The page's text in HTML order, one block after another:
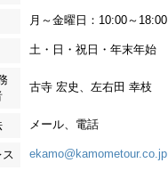
月～金曜日：10:00～18:00
土・日・祝日・年末年始
古寺 宏史、左右田 幸枝
メール、電話
ス ekamo@kamometour.co.jp